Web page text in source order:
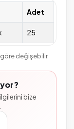
Adet
25
değişebilir.
bize